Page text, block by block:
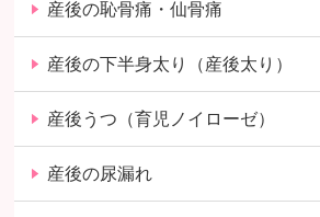
産後の恥骨痛・仙骨痛
産後の下半身太り（産後太り）
産後うつ（育児ノイローゼ）
産後の尿漏れ